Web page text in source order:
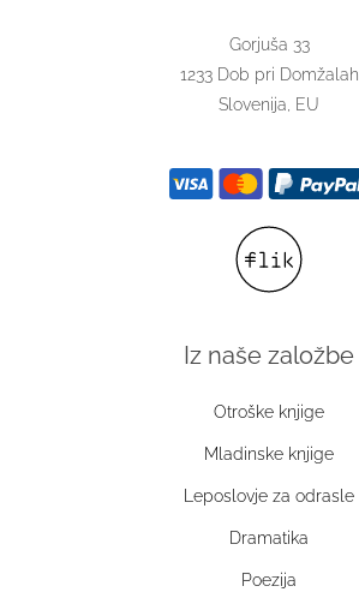
Gorjuša 33
1233 Dob pri Domžalah
Slovenija, EU
Iz naše založbe
Otroške knjige
Mladinske knjige
Leposlovje za odrasle
Dramatika
Poezija